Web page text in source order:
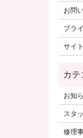
お問
プラ
サイ
お知
スタ
修理